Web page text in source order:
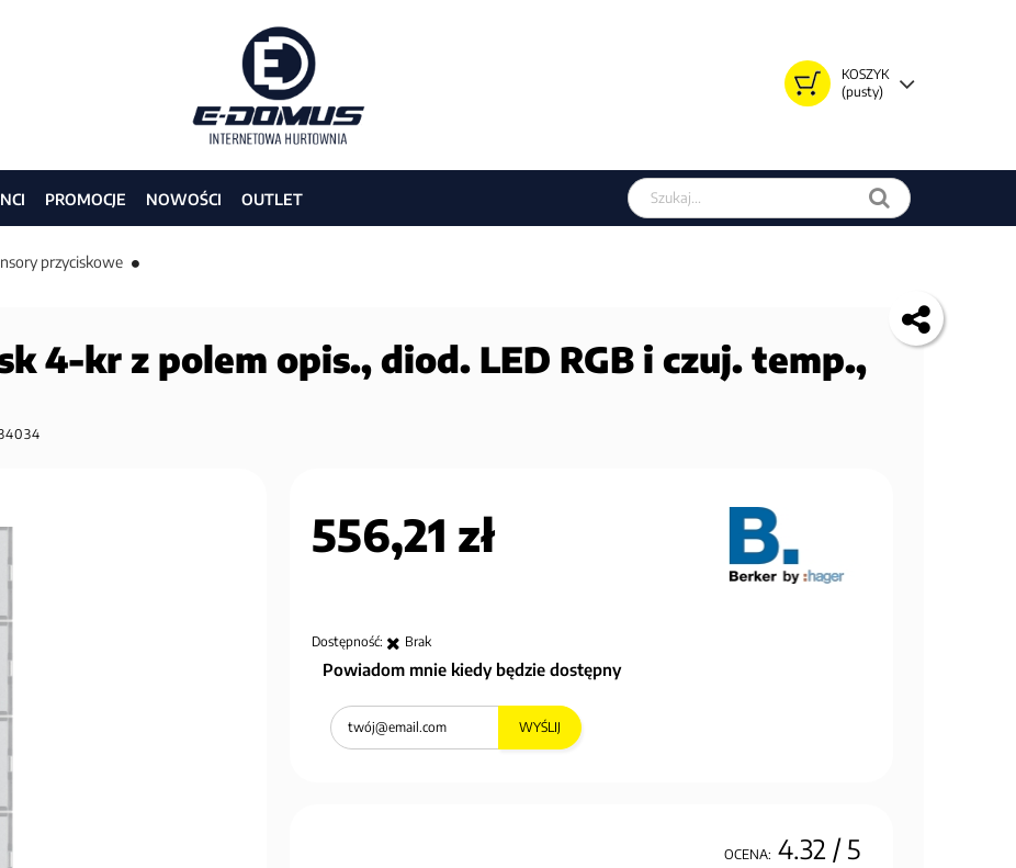
KOSZYK
(pusty)
Szukaj w sklepie
PROMOCJE NOWOŚCI OUTLET
przyciskowe
4-kr z polem opis., diod. LED RGB i czuj. temp.,
556,21 zł
Dostępność: Brak
Powiadom mnie kiedy będzie dostępny
WYŚLIJ
OCENA: 4.32 / 5